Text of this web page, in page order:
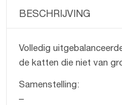
BESCHRIJVING
Volledig
de katten die niet van
Samenstelling:
–